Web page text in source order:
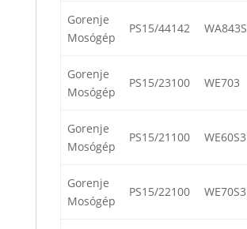
Gorenje
Mosógép
PS15/44142 WA843S
Gorenje
Mosógép
PS15/23100 WE703
Gorenje
Mosógép
PS15/21100 WE60S3
Gorenje
Mosógép
PS15/22100 WE70S3